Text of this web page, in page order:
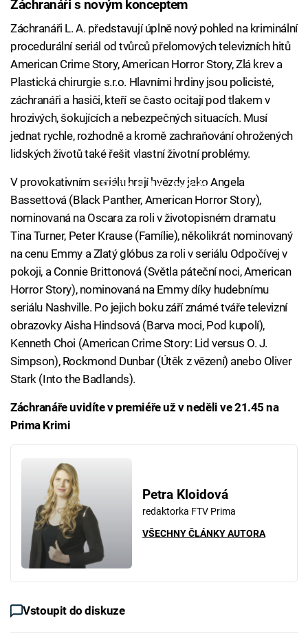
Záchranáři s novým konceptem
Záchranáři L. A. představují úplně nový pohled na kriminální
procedurální seriál od tvůrců přelomových televizních hitů
American Crime Story, American Horror Story, Zlá krev a
Plastická chirurgie s.r.o. Hlavními hrdiny jsou policisté,
záchranáři a hasiči, kteří se často ocitají pod tlakem v
hrozivých, šokujících a nebezpečných situacích. Musí
jednat rychle, rozhodně a kromě zachraňování ohrožených
lidských životů také řešit vlastní životní problémy.
Failed to fetch
V provokativním seriálu hrají hvězdy jako Angela
Bassettová (Black Panther, American Horror Story),
nominovaná na Oscara za roli v životopisném dramatu
Tina Turner, Peter Krause (Famílie), několikrát nominovaný
na cenu Emmy a Zlatý glóbus za roli v seriálu Odpočívej v
pokoji, a Connie Brittonová (Světla páteční noci, American
Horror Story), nominovaná na Emmy díky hudebnímu
seriálu Nashville. Po jejich boku září známé tváře televizní
obrazovky Aisha Hindsová (Barva moci, Pod kupolí),
Kenneth Choi (American Crime Story: Lid versus O. J.
Simpson), Rockmond Dunbar (Útěk z vězení) anebo Oliver
Stark (Into the Badlands).
Záchranáře uvidíte v premiéře už v neděli ve 21.45 na
Prima Krimi
Petra Kloidová
redaktorka FTV Prima
VŠECHNY ČLÁNKY AUTORA
Vstoupit do diskuze